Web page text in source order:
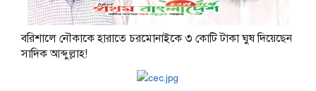
বরিশালে নৌকাকে হারাতে চরমোনাইকে ৩ কোটি টাকা ঘুষ দিয়েছেন
সাদিক আব্দুল্লাহ!